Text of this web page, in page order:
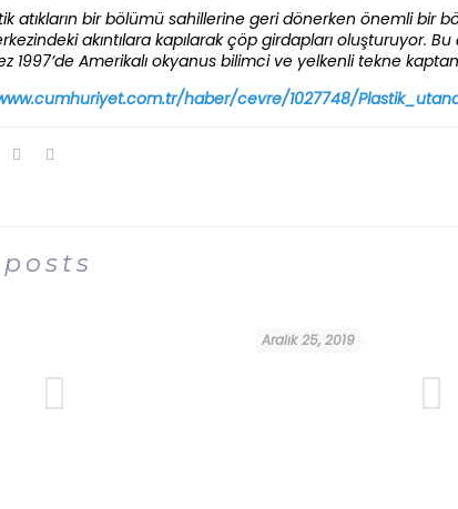
atıkların bir bölümü sahillerine geri dönerken önemli bir
akıntılara kapılarak çöp girdapları oluşturuyor.
1997’de Amerikalı okyanus bilimci ve yelkenli tekne
haber/cevre/1027748/
Aralık 25, 2019